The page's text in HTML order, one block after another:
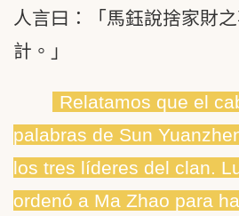
人言曰：「馬鈺說捨家財
計。」
Relatamos que el
palabras de Sun
los tres líderes del clan.
ordenó a Ma Zhao para